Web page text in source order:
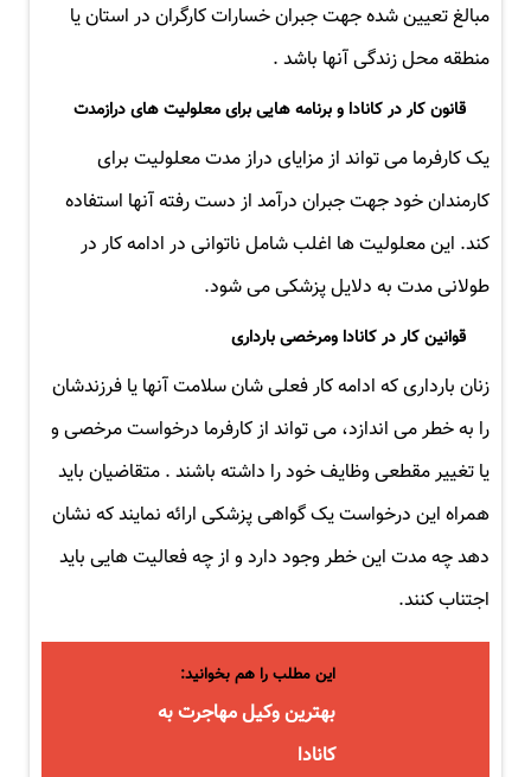
مبالغ تعیین شده جهت جبران خسارات کارگران در استان یا
منطقه محل زندگی آنها باشد .
قانون کار در کانادا و برنامه هایی برای معلولیت های درازمدت
یک کارفرما می تواند از مزایای دراز مدت معلولیت برای
کارمندان خود جهت جبران درآمد از دست رفته آنها استفاده
کند. این معلولیت ها اغلب شامل ناتوانی در ادامه کار در
طولانی مدت به دلایل پزشکی می شود.
قوانین کار در کانادا ومرخصی بارداری
زنان بارداری که ادامه کار فعلی شان سلامت آنها یا فرزندشان
را به خطر می اندازد، می تواند از کارفرما درخواست مرخصی و
یا تغییر مقطعی وظایف خود را داشته باشند . متقاضیان باید
همراه این درخواست یک گواهی پزشکی ارائه نمایند که نشان
دهد چه مدت این خطر وجود دارد و از چه فعالیت هایی باید
اجتناب کنند.
این مطلب را هم بخوانید:
بهترین وکیل مهاجرت به
کانادا